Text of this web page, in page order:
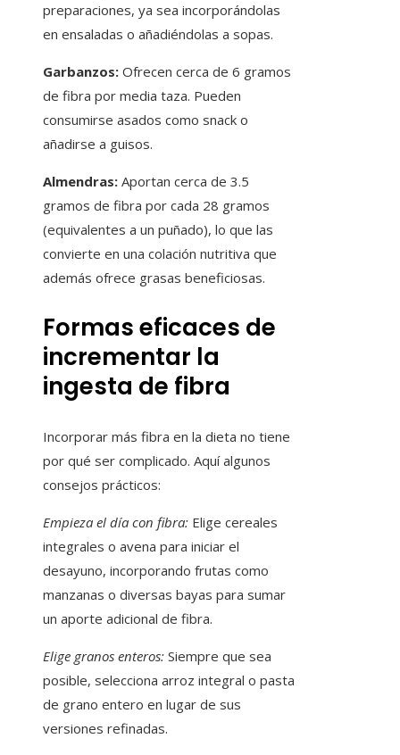
preparaciones, ya sea incorporándolas
en ensaladas o añadiéndolas a sopas.
Garbanzos: Ofrecen cerca de 6 gramos
de fibra por media taza. Pueden
consumirse asados como snack o
añadirse a guisos.
Almendras: Aportan cerca de 3.5
gramos de fibra por cada 28 gramos
(equivalentes a un puñado), lo que las
convierte en una colación nutritiva que
además ofrece grasas beneficiosas.
Formas eficaces de
incrementar la
ingesta de fibra
Incorporar más fibra en la dieta no tiene
por qué ser complicado. Aquí algunos
consejos prácticos:
Empieza el día con fibra: Elige cereales
integrales o avena para iniciar el
desayuno, incorporando frutas como
manzanas o diversas bayas para sumar
un aporte adicional de fibra.
Elige granos enteros: Siempre que sea
posible, selecciona arroz integral o pasta
de grano entero en lugar de sus
versiones refinadas.